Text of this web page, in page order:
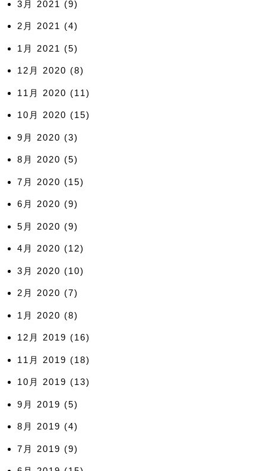
3月 2021 (9)
2月 2021 (4)
1月 2021 (5)
12月 2020 (8)
11月 2020 (11)
10月 2020 (15)
9月 2020 (3)
8月 2020 (5)
7月 2020 (15)
6月 2020 (9)
5月 2020 (9)
4月 2020 (12)
3月 2020 (10)
2月 2020 (7)
1月 2020 (8)
12月 2019 (16)
11月 2019 (18)
10月 2019 (13)
9月 2019 (5)
8月 2019 (4)
7月 2019 (9)